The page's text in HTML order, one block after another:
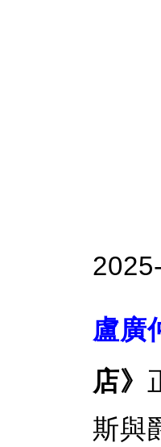
盧廣
店》
斯與